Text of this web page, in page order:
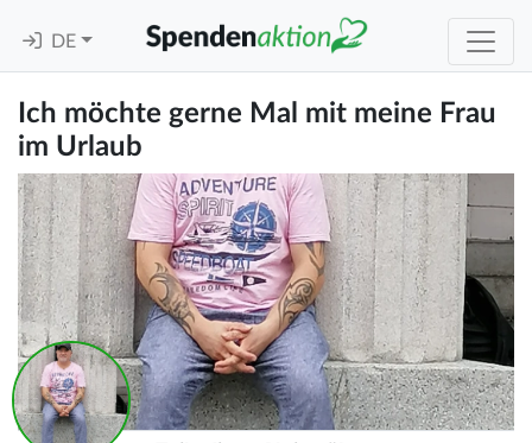
DE
Ich möchte gerne Mal mit meine Frau
im Urlaub